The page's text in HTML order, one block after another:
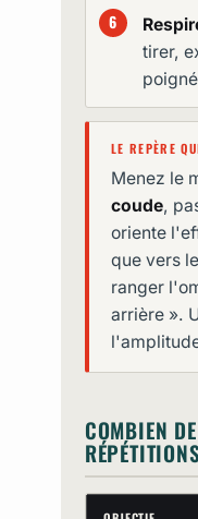
tirer,
LE REPÈRE
Menez le
coude,
oriente
que vers
ranger
arrière ».
COMBIEN